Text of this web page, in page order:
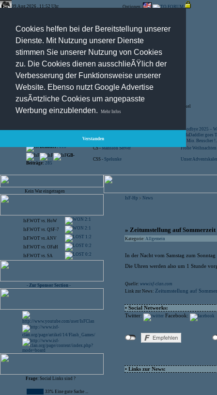
Cookies helfen bei der Bereitstellung unserer
Dienste. Mit Nutzung unserer Dienste
stimmen Sie unserer Nutzung von Cookies
zu. Die Cookies dienen ausschlieÃŸlich der
Verbesserung der Funktionsweise unserer
Website. Ebenso nutzt Google Advertise
zusÃ¤tzliche Cookies um angepasste
Werbung einzublenden.
Mehr Infos
Verstanden
09.Aug.2026 , 11:52 Uhr Optionen:
Artikel
Besucher:44457154 CS -SniperWar Server
Goodbye 2025 –
SofaDaddler goes
CS -FunYard
40 Mio. Beuscher
Benutzer: 618 CS -Mansion Server
Frohe
GB-
Beiträge: 285
CSS - Spelunke Unser
Kein War eingetragen
IsF.WOT vs. HoW 2:1
IsF.WOT vs. QSF-7 2:1
IsF.WOT vs.ANV 1:2
IsF.WOT vs. OFaH 0:2
IsF.WOT vs. SA 0:2
- Zur Sponsor Section -
Frage: Social Links sind ?
33% Eine gute Sache ...
IsF-Hp > News
» Zeitumstellung auf Sommerzeit
Kategorie: Allgemein
In der Nacht vom Samstag zum
Die Uhren werden also um 1 Stunde
Quelle: www.isf-clan.com
Link zur News: Zeitumstellung auf
• Social Networks:
Twitter:
Facebook:
• Links zur News: